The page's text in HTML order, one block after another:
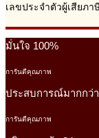
เลขประจำตัวผู้เสียภา
มั่นใจ 100%
การันตีคุณภาพ
ประสบการณ์มากกว่
การันตีคุณภาพ